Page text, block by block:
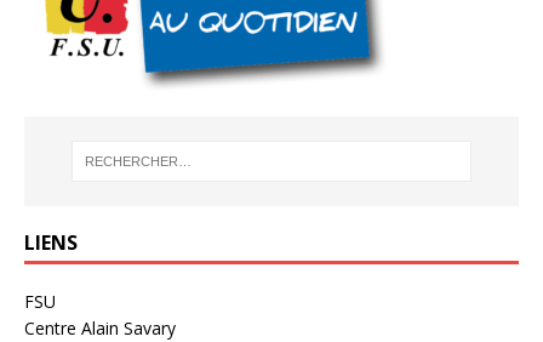
LIENS
FSU
Centre Alain Savary